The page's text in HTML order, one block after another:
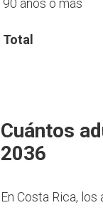
90 años o más
Total
Cuántos
2036
En Costa Rica,